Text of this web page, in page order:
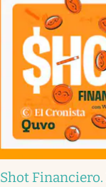
Shot Financiero.